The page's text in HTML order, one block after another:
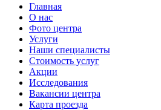
Главная
О нас
Фото центра
Услуги
Наши специалисты
Стоимость услуг
Акции
Исследования
Вакансии центра
Карта проезда